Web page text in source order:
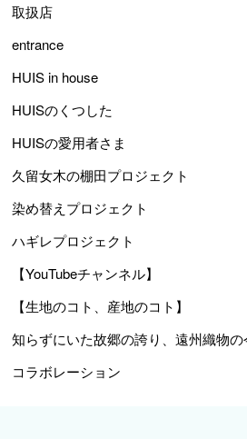
取扱店
entrance
HUIS in house
HUISのくつした
HUISの愛用者さま
久留女木の棚田プロジェクト
染め替えプロジェクト
ハギレプロジェクト
【YouTubeチャンネル】
【生地のコト、産地のコト】
知らずにいた故郷の誇り、遠州織物
コラボレーション